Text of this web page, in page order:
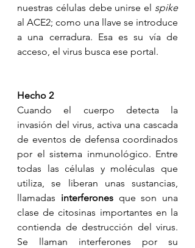
nuestras células debe unirse el spike
al ACE2; como una llave se introduce
a una cerradura. Esa es su vía de
acceso, el virus busca ese portal.
Hecho 2
Cuando el cuerpo detecta la
invasión del virus, activa una cascada
de eventos de defensa coordinados
por el sistema inmunológico. Entre
todas las células y moléculas que
utiliza, se liberan unas sustancias,
llamadas interferones que son una
clase de citosinas importantes en la
contienda de destrucción del virus.
Se llaman interferones por su